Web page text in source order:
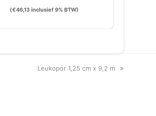
(€46,13 inclusief 9% BTW)
next
Leukopor 1,25 cm x 9,2 m